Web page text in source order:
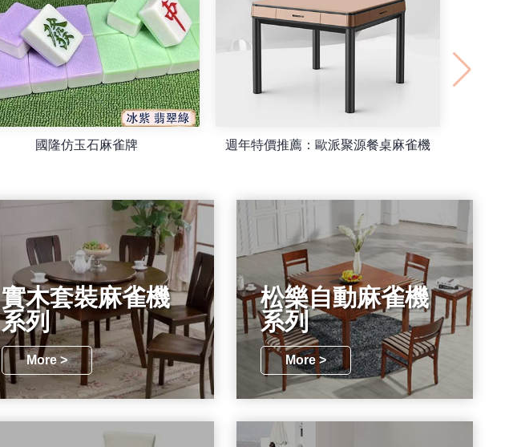
宏勳-智雲超靜音餐桌麻雀機 最新款方和MINI36#臺灣牌旋翼過山車餐桌/摺疊麻雀機
實木套裝麻雀機
系列
More >
松樂自動麻雀機
系列
More >